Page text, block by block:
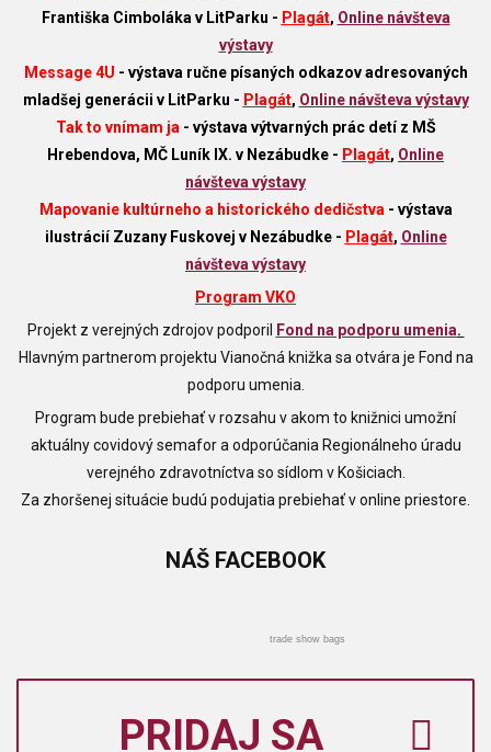
Františka Cimboláka v LitParku - Plagát, Online návšteva
výstavy
Message 4U - výstava ručne písaných odkazov adresovaných
mladšej generácii v LitParku - Plagát, Online návšteva výstavy
Tak to vnímam ja - výstava výtvarných prác detí z MŠ
Hrebendova, MČ Luník IX. v Nezábudke - Plagát, Online
návšteva výstavy
Mapovanie kultúrneho a historického dedičstva - výstava
ilustrácií Zuzany Fuskovej v Nezábudke - Plagát, Online
návšteva výstavy
Program VKO
Projekt z verejných zdrojov podporil Fond na podporu umenia.
Hlavným partnerom projektu Vianočná knižka sa otvára je Fond na
podporu umenia.
Program bude prebiehať v rozsahu v akom to knižnici umožní
aktuálny covidový semafor a odporúčania Regionálneho úradu
verejného zdravotníctva so sídlom v Košiciach.
Za zhoršenej situácie budú podujatia prebiehať v online priestore.
NÁŠ FACEBOOK
trade show bags
PRIDAJ SA